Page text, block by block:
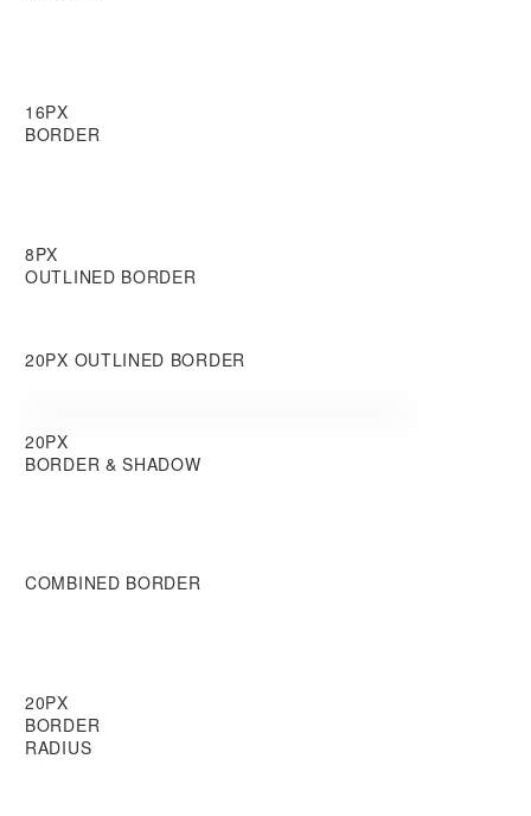
16PX
BORDER
8PX
OUTLINED BORDER
20PX OUTLINED BORDER
20PX
BORDER & SHADOW
COMBINED BORDER
20PX
BORDER
RADIUS